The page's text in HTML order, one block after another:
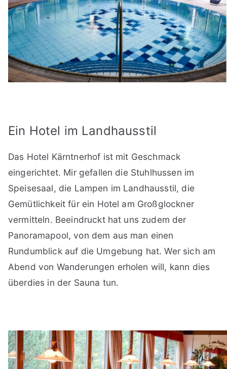
Ein Hotel im Landhausstil
Das Hotel Kärntnerhof ist mit Geschmack
eingerichtet. Mir gefallen die Stuhlhussen im
Speisesaal, die Lampen im Landhausstil, die
Gemütlichkeit für ein Hotel am Großglockner
vermitteln. Beeindruckt hat uns zudem der
Panoramapool, von dem aus man einen
Rundumblick auf die Umgebung hat. Wer sich am
Abend von Wanderungen erholen will, kann dies
überdies in der Sauna tun.